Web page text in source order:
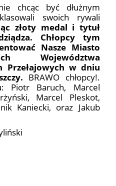
chcąc być dłużnym
swoich rywali
złoty medal i tytuł
Chłopcy tym
Nasze Miasto
Województwa
Przełajowych w dniu
BRAWO chłopcy!.
Piotr Baruch, Marcel
Marcel Pleskot,
Kaniecki, oraz Jakub